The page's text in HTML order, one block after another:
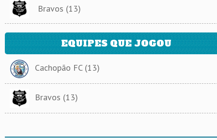
Bravos (13)
EQUIPES QUE JOGOU
Cachopão FC (13)
Bravos (13)